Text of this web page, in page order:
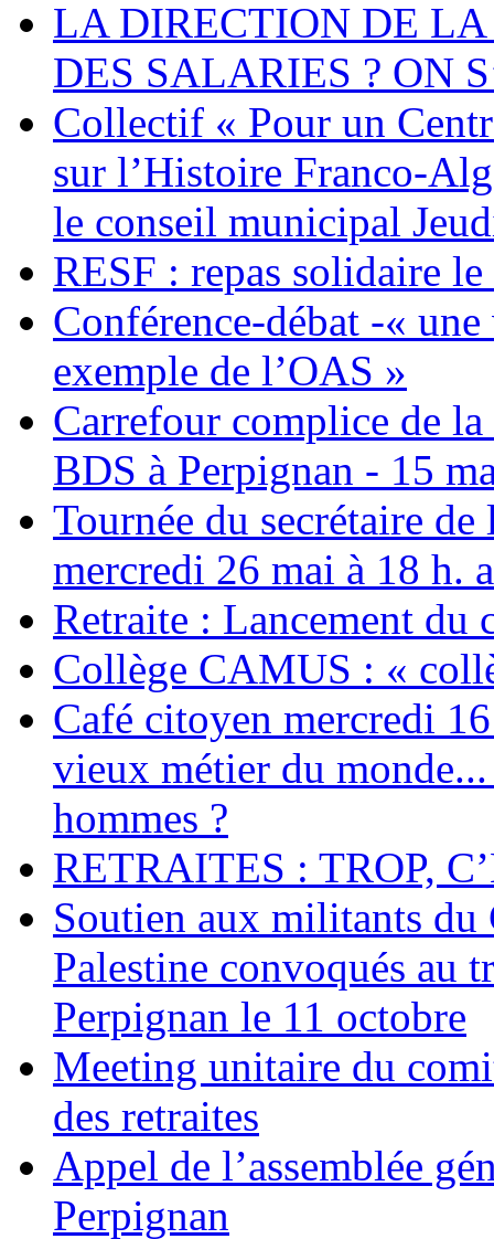
LA DIRECTION DE
DES SALARIES ? ON
Collectif « Pour un
sur l’Histoire Franco-
le conseil municipal
RESF : repas solidaire
Conférence-débat -«
exemple de l’OAS »
Carrefour complice de
BDS à Perpignan - 15
Tournée du secrétaire
mercredi 26 mai à 18 h.
Retraite : Lancement du
Collège CAMUS : «
Café citoyen mercredi
vieux métier du
hommes ?
RETRAITES : TROP,
Soutien aux militants
Palestine convoqués au
Perpignan le 11 octobre
Meeting unitaire du
des retraites
Appel de l’assemblée
Perpignan